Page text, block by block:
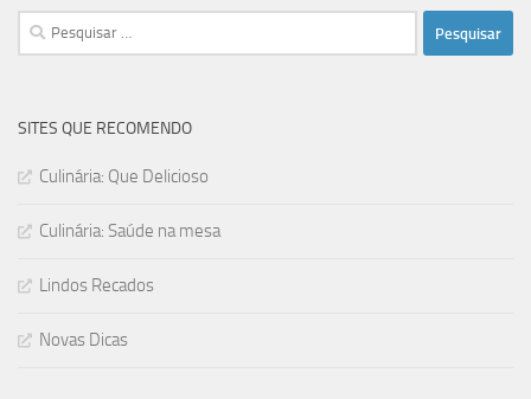
Pesquisar
por:
SITES QUE RECOMENDO
Culinária: Que Delicioso
Culinária: Saúde na mesa
Lindos Recados
Novas Dicas